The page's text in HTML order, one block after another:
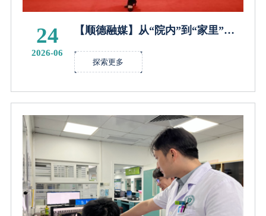
24
2026-06
【顺德融媒】从“院内”到“家里”，
探索更多